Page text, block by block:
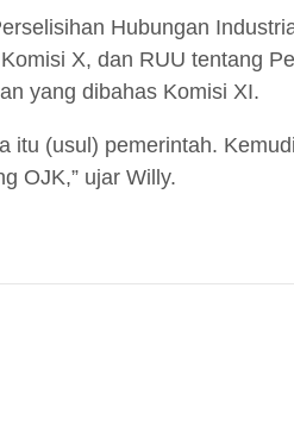
Hubungan
X, dan RUU tentang
yang dibahas Komisi XI.
itu (usul) pemerintah.
OJK,” ujar Willy.